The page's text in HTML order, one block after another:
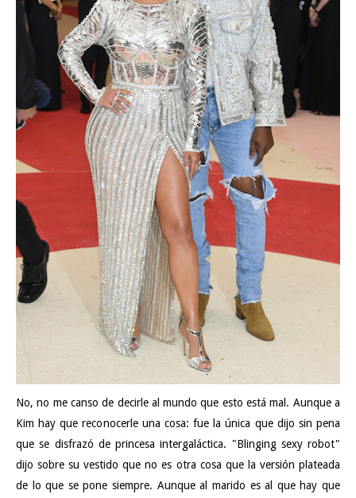
No, no me canso de decirle al mundo que esto está mal. Aunque a
Kim hay que reconocerle una cosa: fue la única que dijo sin pena
que se disfrazó de princesa intergaláctica. "Blinging sexy robot"
dijo sobre su vestido que no es otra cosa que la versión plateada
de lo que se pone siempre. Aunque al marido es al que hay que